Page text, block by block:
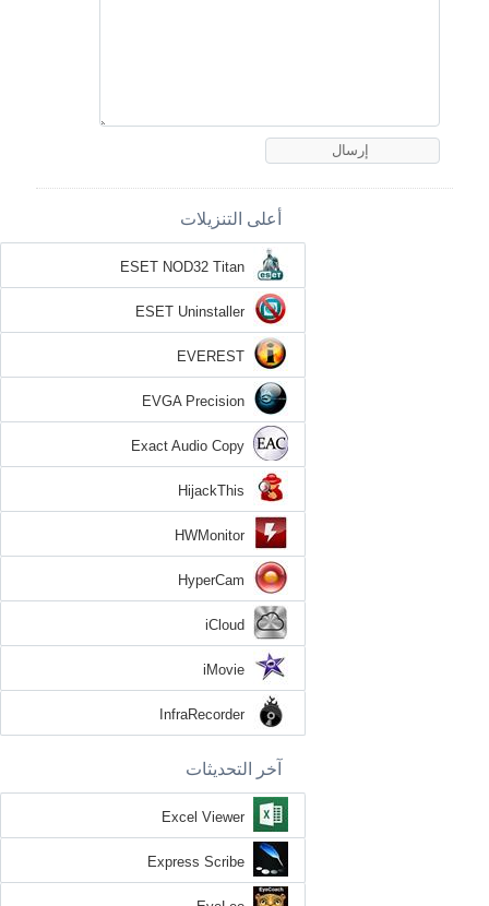
أعلى التنزيلات
ESET NOD32 Titan
ESET Uninstaller
EVEREST
EVGA Precision
Exact Audio Copy
HijackThis
HWMonitor
HyperCam
iCloud
iMovie
InfraRecorder
آخر التحديثات
Excel Viewer
Express Scribe